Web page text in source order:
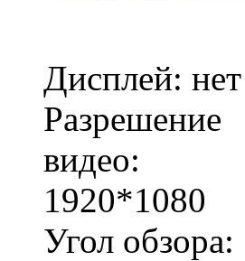
Дисплей: нет
Разрешение
видео:
1920*1080
Угол обзора: